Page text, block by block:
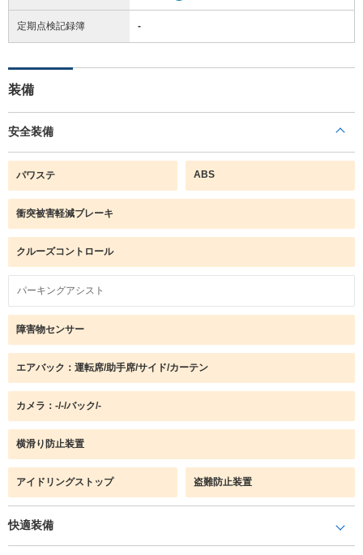
定期点検記録簿 -
装備
安全装備
パワステ ABS
衝突被害軽減ブレーキ
クルーズコントロール
パーキングアシスト
障害物センサー
エアバック：運転席/助手席/サイド/カーテン
カメラ：-/-/バック/-
横滑り防止装置
アイドリングストップ 盗難防止装置
快適装備